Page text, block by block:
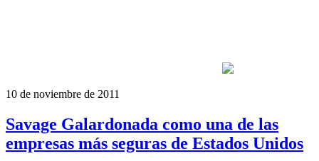
10 de noviembre de 2011
Savage Galardonada como una de las
empresas más seguras de Estados Unidos